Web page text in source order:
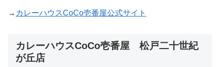
→ カレーハウスCoCo壱番屋公式サイト
カレーハウスCoCo壱番屋 松戸二十世紀
が丘店